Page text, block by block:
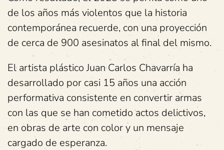
de los años más violentos que la historia
contemporánea recuerde, con una proyección
de cerca de 900 asesinatos al final del mismo.
El artista plástico Juan Carlos Chavarría ha
desarrollado por casi 15 años una acción
performativa consistente en convertir armas
con las que se han cometido actos delictivos,
en obras de arte con color y un mensaje
cargado de esperanza.